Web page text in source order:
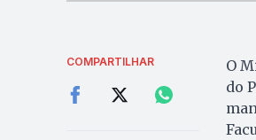
COMPARTILHAR
O
do